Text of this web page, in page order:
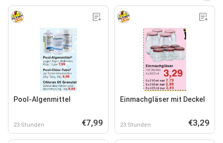
Pool-Algenmittel
23 Stunden €7,99
Einmachgläser mit Deckel
23 Stunden €3,29